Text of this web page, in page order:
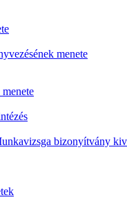
menete
bizonyítvány